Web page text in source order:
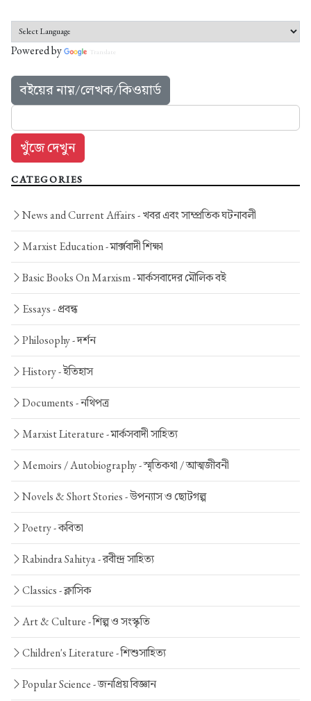
Powered by Translate
বইয়ের নাম়/লেখক/কিওয়ার্ড
CATEGORIES
News and Current Affairs -খবর এবং সাম্প্রতিক ঘটনাবলী
Marxist Education -মার্ক্সবাদী শিক্ষা
Basic Books On Marxism -মার্কসবাদের মৌলিক বই
Essays -প্রবন্ধ
Philosophy -দর্শন
History -ইতিহাস
Documents -নথিপত্র
Marxist Literature -মার্কসবাদী সাহিত্য
Memoirs / Autobiography -স্মৃতিকথা / আত্মজীবনী
Novels & Short Stories -উপন্যাস ও ছোটগল্প
Poetry -কবিতা
Rabindra Sahitya -রবীন্দ্র সাহিত্য
Classics -ক্লাসিক
Art & Culture -শিল্প ও সংস্কৃতি
Children's Literature -শিশুসাহিত্য
Popular Science -জনপ্রিয় বিজ্ঞান